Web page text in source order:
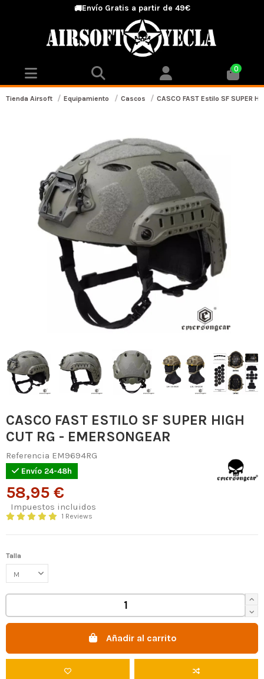
🚚Envío Gratis a partir de 49€
0
Tienda Airsoft Equipamiento Cascos CASCO FAST Estilo SF SUPER
CASCO FAST ESTILO SF SUPER HIGH
CUT RG - EMERSONGEAR
1 Reviews
Referencia EM9694RG
Envío 24-48h
58,95 €
Impuestos incluidos
Talla
Añadir al carrito